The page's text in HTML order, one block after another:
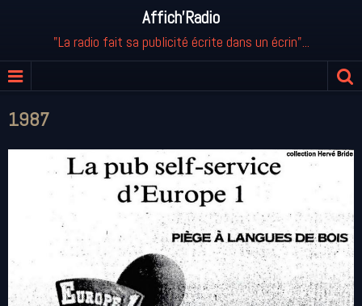
Affich'Radio
"La radio fait sa publicité écrite dans un écrin"...
1987